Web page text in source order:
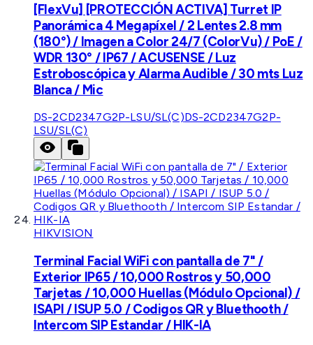
[FlexVu] [PROTECCIÓN ACTIVA] Turret IP
Panorámica 4 Megapíxel / 2 Lentes 2.8 mm
(180°) / Imagen a Color 24/7 (ColorVu) / PoE /
WDR 130° / IP67 / ACUSENSE / Luz
Estroboscópica y Alarma Audible / 30 mts Luz
Blanca / Mic
DS-2CD2347G2P-LSU/SL(C)DS-2CD2347G2P-
LSU/SL(C)
HIKVISION
Terminal Facial WiFi con pantalla de 7" /
Exterior IP65 / 10,000 Rostros y 50,000
Tarjetas / 10,000 Huellas (Módulo Opcional) /
ISAPI / ISUP 5.0 / Codigos QR y Bluethooth /
Intercom SIP Estandar / HIK-IA